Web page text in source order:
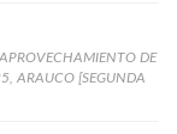
DE
ARAUCO [SEGUNDA